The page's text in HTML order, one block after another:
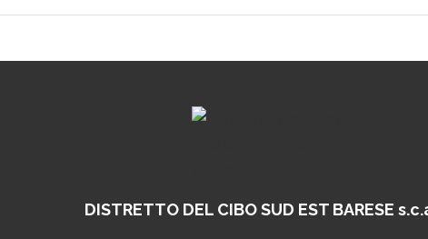
DISTRETTO DEL CIBOSUD EST BARESE